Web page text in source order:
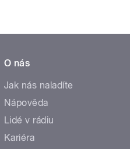
O nás
Jak nás naladíte
Nápověda
Lidé v rádiu
Kariéra